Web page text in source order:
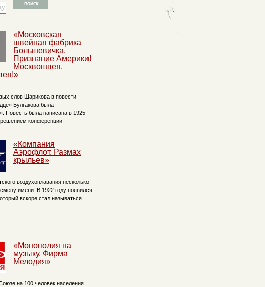
«Московская
швейная фабрика
Большевичка.
Признание Америки!
Москвошвея,
слов Шарикова в повести
Булгакова была
Повесть была написана в 1925
решением конференции
«Компания
Аэрофлот. Размах
крыльев»
воздухоплавания несколько
имени. В 1922 году появился
вскоре стал называться
«Монополия на
музыку. Фирма
Мелодия»
на 100 человек населения